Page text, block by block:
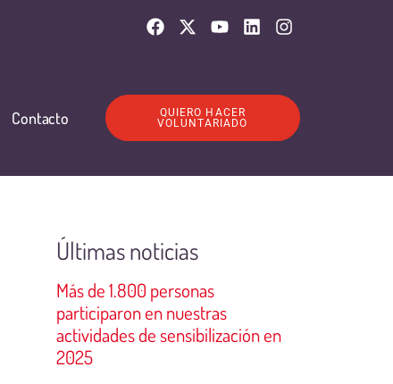
Contacto
QUIERO HACER
VOLUNTARIADO
Últimas noticias
Más de 1.800 personas
participaron en nuestras
actividades de sensibilización en
2025